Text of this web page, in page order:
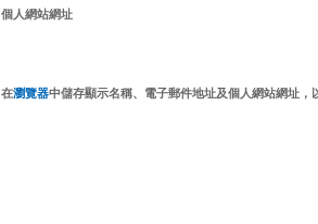
個人網站網址
在瀏覽器中儲存顯示名稱、電子郵件地址及個人網站網址，